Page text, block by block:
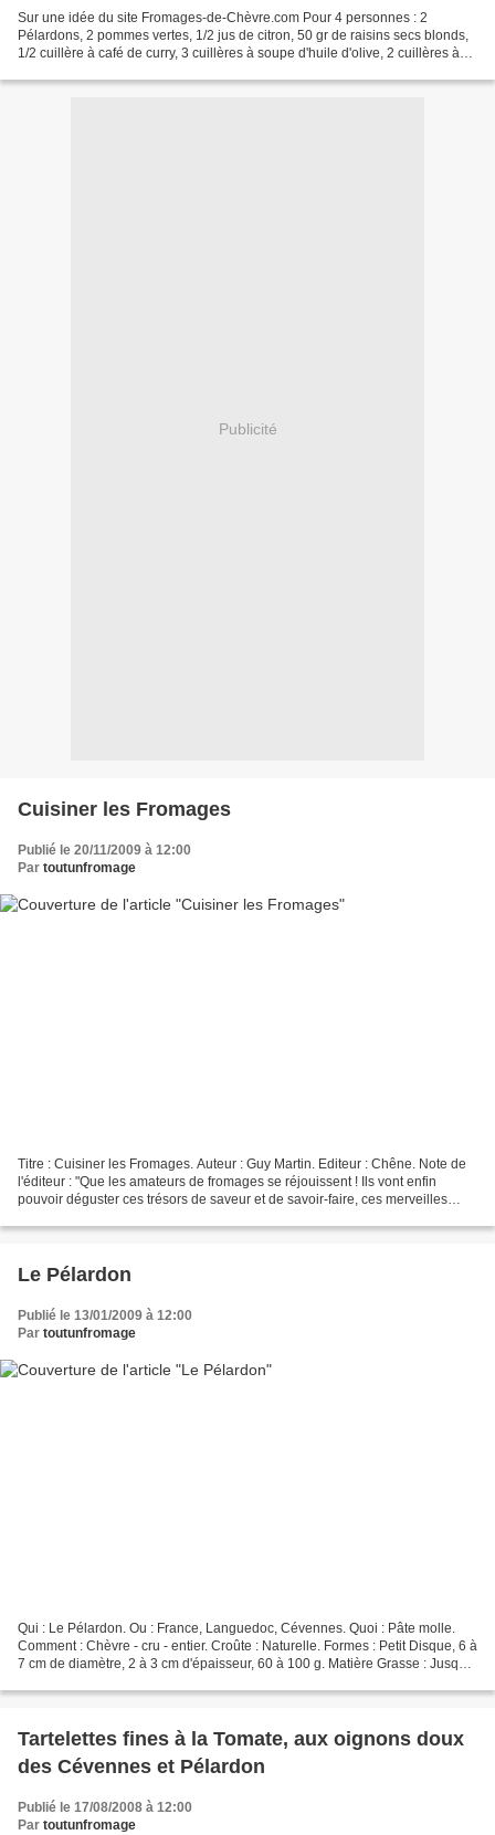
Sur une idée du site Fromages-de-Chèvre.com Pour 4 personnes : 2
Pélardons, 2 pommes vertes, 1/2 jus de citron, 50 gr de raisins secs blonds,
1/2 cuillère à café de curry, 3 cuillères à soupe d'huile d'olive, 2 cuillères à
Publicité
Cuisiner les Fromages
Publié le 20/11/2009 à 12:00
Par toutunfromage
Titre : Cuisiner les Fromages. Auteur : Guy Martin. Editeur : Chêne. Note de
l'éditeur : "Que les amateurs de fromages se réjouissent ! Ils vont enfin
pouvoir déguster ces trésors de saveur et de savoir-faire, ces merveilles
Le Pélardon
Publié le 13/01/2009 à 12:00
Par toutunfromage
Qui : Le Pélardon. Ou : France, Languedoc, Cévennes. Quoi : Pâte molle.
Comment : Chèvre - cru - entier. Croûte : Naturelle. Formes : Petit Disque, 6 à
7 cm de diamètre, 2 à 3 cm d'épaisseur, 60 à 100 g. Matière Grasse : Jusqu'à
Tartelettes fines à la Tomate, aux oignons doux
des Cévennes et Pélardon
Publié le 17/08/2008 à 12:00
Par toutunfromage